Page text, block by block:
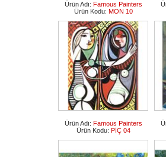
Ürün Adı: Famous Painters
Ürün Kodu: MON 10
Ürün Adı: Famous Painters
Ürün Kodu: PİÇ 04